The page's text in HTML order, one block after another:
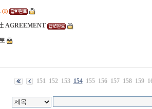
(1)
AGREEMENT
151 152 153 154 155 156 157 158 159